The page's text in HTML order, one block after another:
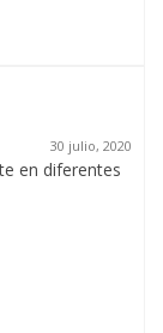
30 julio, 2020
en diferentes